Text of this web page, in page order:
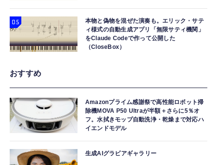
本物と偽物を混ぜた演奏も。エリック・サテ
ィ様式の自動生成アプリ「無限サティ機関」
をClaude Codeで作って公開した
（CloseBox）
おすすめ
Amazonプライム感謝祭で高性能ロボット掃
除機MOVA P50 Ultraが半額＋さらに5％オ
フ。水拭きモップ自動洗浄・乾燥まで対応ハ
イエンドモデル
生成AIグラビアギャラリー